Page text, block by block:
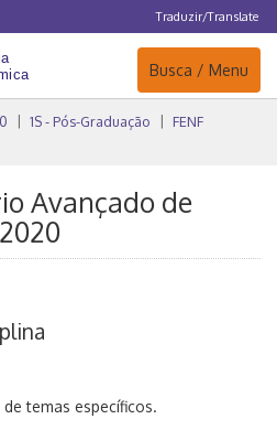
Traduzir/Translate
Navegação
Busca / Menu
1S - Pós-Graduação
FENF
Avançado de
temas específicos.